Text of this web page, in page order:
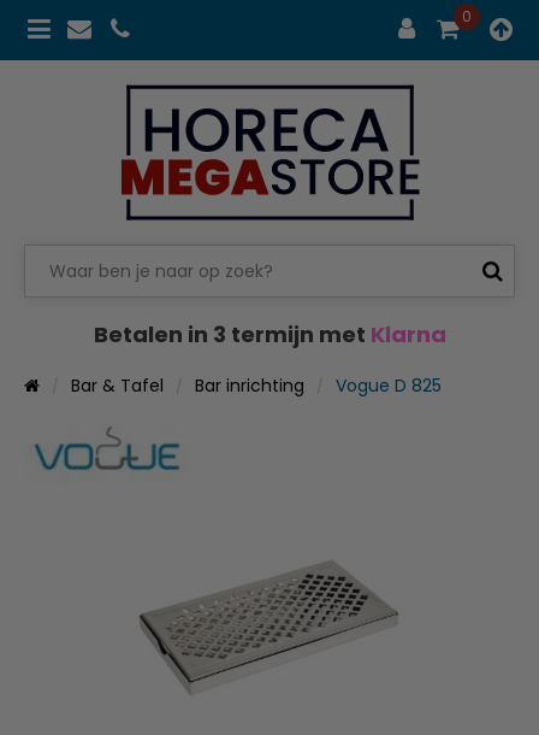
0
Betalen in 3 termijn met Klarna
Bar & Tafel Bar inrichting Vogue D 825